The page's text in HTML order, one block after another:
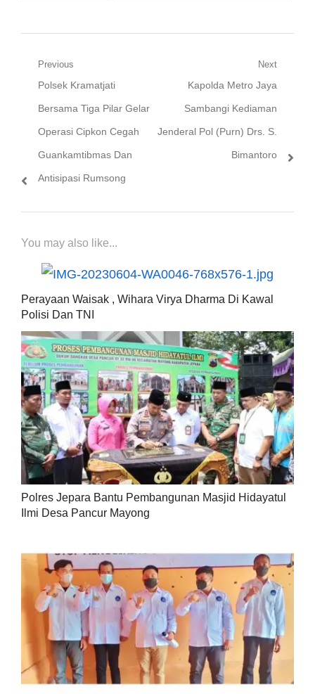
Navigasi
pos
Previous
Previous
post:
Polsek Kramatjati
Bersama Tiga Pilar Gelar
Operasi Cipkon Cegah
Guankamtibmas Dan
Antisipasi Rumsong
Next
Next
post:
Kapolda Metro Jaya
Sambangi Kediaman
Jenderal Pol (Purn) Drs. S.
Bimantoro
You may also like...
Perayaan Waisak , Wihara Virya Dharma Di Kawal
Polisi Dan TNI
Polres Jepara Bantu Pembangunan Masjid Hidayatul
Ilmi Desa Pancur Mayong